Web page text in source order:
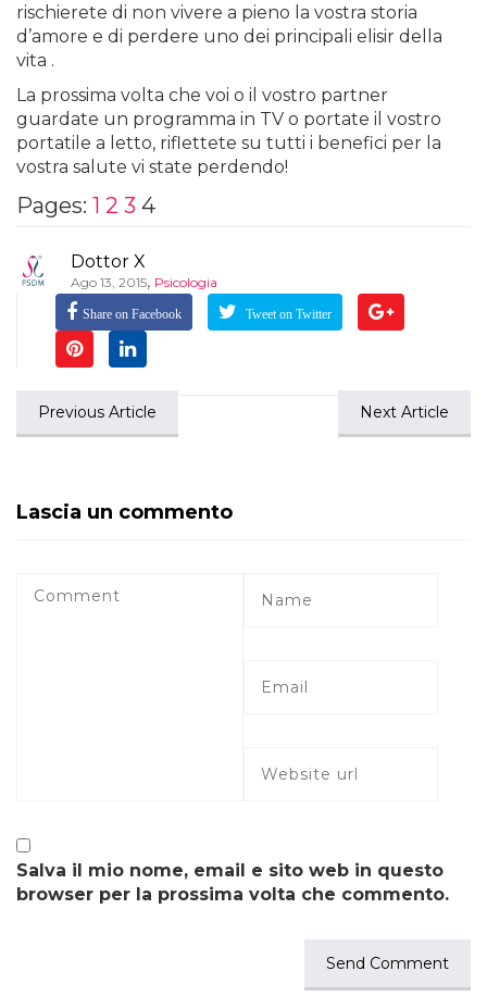
rischierete di non vivere a pieno la vostra storia
d’amore e di perdere uno dei principali elisir della
vita .
La prossima volta che voi o il vostro partner
guardate un programma in TV o portate il vostro
portatile a letto, riflettete su tutti i benefici per la
vostra salute vi state perdendo!
Pages: 1 2 3 4
Dottor X
Ago 13, 2015, Psicologia
Share on Facebook Tweet on Twitter
Previous Article Next Article
Lascia un commento
Salva il mio nome, email e sito web in questo
browser per la prossima volta che commento.